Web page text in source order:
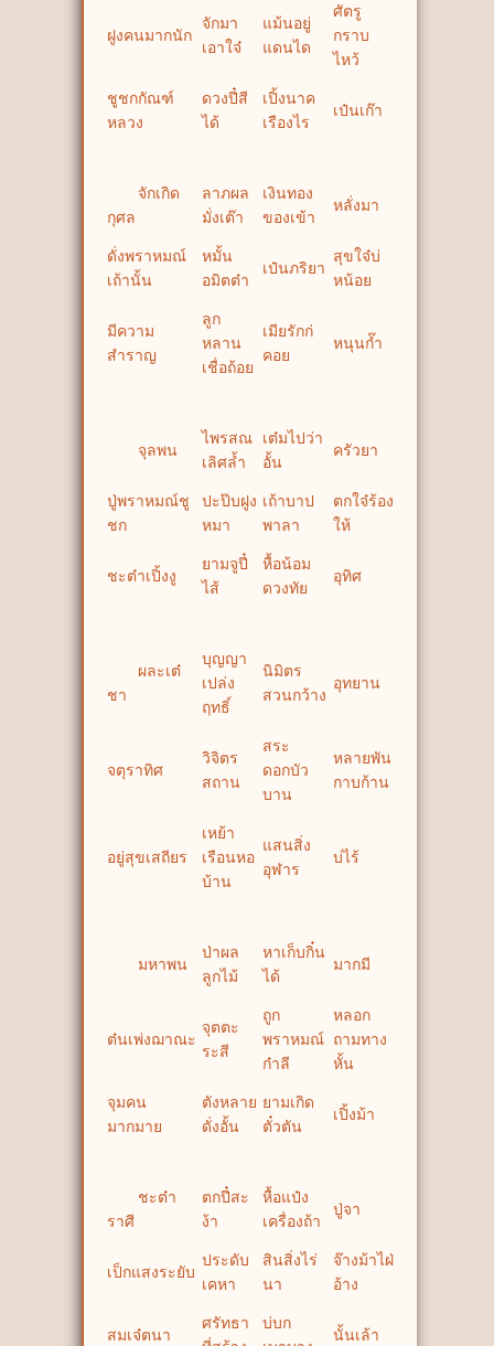
ฝูงคนมากนัก
จักมา
เอาใจ๋
แม้นอยู่
แดนได
ศัตรู
กราบ
ไหว้
ชูชกกัณฑ์
หลวง
ดวงปี๋สี
ได้
เปิ้งนาค
เรืองไร
เป๋นเก๊า
จักเกิด
กุศล
ลาภผล
มั่งเต๊า
เงินทอง
ของเข้า
หลั่งมา
ดั่งพราหมณ์
เถ้านั้น
หมั้น
อมิตต๋า
เป๋นภริยา
สุขใจ๋บ่
หน้อย
มีความ
สำราญ
ลูก
หลาน
เชื่อถ้อย
เมียรักก่
คอย
หนุนก๊ำ
จุลพน
ไพรสณ
เลิศล้ำ
เต๋มไปว่า
อั้น
ครัวยา
ปู่พราหมณ์ชู
ชก
ปะป๊บฝูง
หมา
เถ้าบาป
พาลา
ตกใจ๋ร้อง
ให้
ชะต๋าเปิ้งงู
ยามจูปี๋
ไส้
หื้อน้อม
ดวงทัย
อุทิศ
ผละเต๋
ชา
บุญญา
เปล่ง
ฤทธิ์
นิมิตร
สวนกว้าง
อุทยาน
จตุราทิศ
วิจิตร
สถาน
สระ
ดอกบัว
บาน
หลายพัน
กาบก้าน
อยู่สุขเสถียร
เหย้า
เรือนหอ
บ้าน
แสนสิ่ง
อุฬาร
บ่ไร้
มหาพน
ป่าผล
ลูกไม้
หาเก็บกิ๋น
ได้
มากมี
ต๋นเพ่งฌาณะ
จุตตะ
ระสี
ถูก
พราหมณ์
ก๋าลี
หลอก
ถามทาง
หั้น
จุมคน
มากมาย
ตังหลาย
ดั่งอั้น
ยามเกิด
ตั๋วตัน
เปิ้งม้า
ชะต๋า
ราศี
ตกปี๋สะ
ง้า
หื้อแป๋ง
เครื่องถ้า
ปู่จา
เป็กแสงระยับ
ประดับ
เคหา
สินสิ่งไร่
นา
จ๊างม้าไฝ่
อ้าง
สมเจ๋ตนา
ศรัทธา
บ่บก
นั้นเล้า